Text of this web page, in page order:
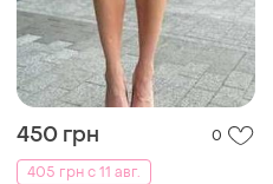
450 грн
0
405 грн с 11 авг.